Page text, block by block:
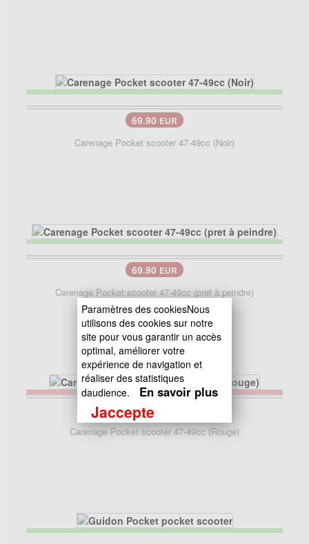
69.90 EUR
Carenage Pocket scooter 47-49cc (Noir)
69.90 EUR
Carenage Pocket scooter 47-49cc (pret à peindre)
69.90
Carenage Pocket scooter 47-49cc (Rouge)
Paramètres des cookiesNous
utilisons des cookies sur notre
site pour vous garantir un accès
optimal, améliorer votre
expérience de navigation et
réaliser des statistiques
daudience.
En savoir plus
Jaccepte